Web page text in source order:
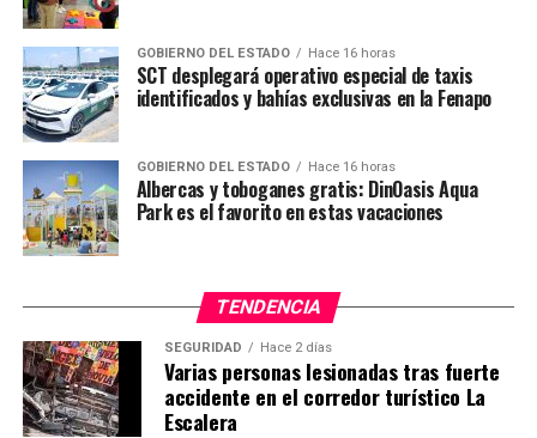
GOBIERNO DEL ESTADO Hace 16 horas
SCT desplegará operativo especial de taxis
identificados y bahías exclusivas en la Fenapo
GOBIERNO DEL ESTADO Hace 16 horas
Albercas y toboganes gratis: DinOasis Aqua
Park es el favorito en estas vacaciones
TENDENCIA
SEGURIDAD Hace 2 días
Varias personas lesionadas tras fuerte
accidente en el corredor turístico La
Escalera